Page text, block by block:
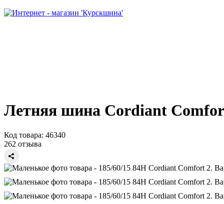
Летняя шина Cordiant
Код товара: 46340
262 отзыва